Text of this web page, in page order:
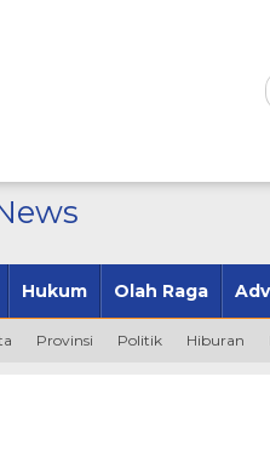
Hukum Olah Raga
Provinsi Politik Hiburan